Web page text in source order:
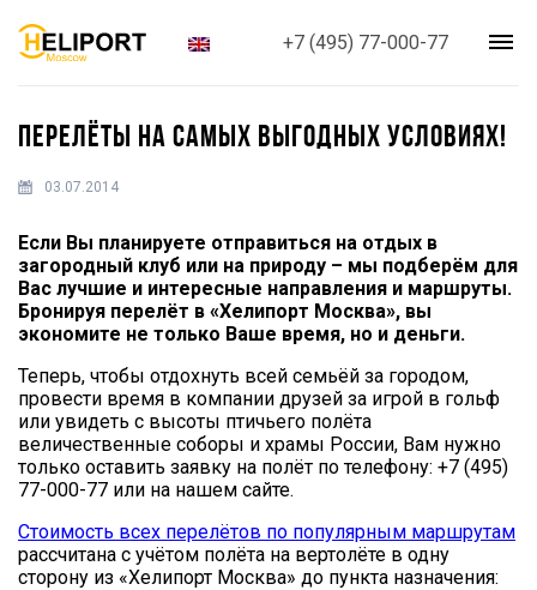
+7 (495) 77-000-77
ПЕРЕЛЁТЫ НА САМЫХ ВЫГОДНЫХ УСЛОВИЯХ!
03.07.2014
Если Вы планируете отправиться на отдых в
загородный клуб или на природу – мы подберём для
Вас лучшие и интересные направления и маршруты.
Бронируя перелёт в «Хелипорт Москва», вы
экономите не только Ваше время, но и деньги.
Теперь, чтобы отдохнуть всей семьёй за городом,
провести время в компании друзей за игрой в гольф
или увидеть с высоты птичьего полёта
величественные соборы и храмы России, Вам нужно
только оставить заявку на полёт по телефону: +7 (495)
77-000-77 или на нашем сайте.
Стоимость всех перелётов по популярным маршрутам
рассчитана с учётом полёта на вертолёте в одну
сторону из «Хелипорт Москва» до пункта назначения: